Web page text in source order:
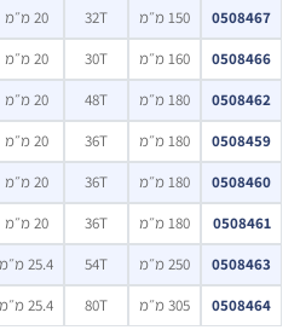
150 מ״מ 32T 20 מ״מ 2.1 מ״מ
160 מ״מ 30T 20 מ״מ 1.8 מ״מ
180 מ״מ 48T 20 מ״מ 2 מ״מ
180 מ״מ 36T 20 מ״מ 2.1 מ״מ
180 מ״מ 36T 20 מ״מ 1.8 מ״מ
180 מ״מ 36T 20 מ״מ 1.8 מ״מ
250 מ״מ 54T 25.4 מ״מ 2.8 מ״מ
305 מ״מ 80T 25.4 מ״מ 3 מ״מ